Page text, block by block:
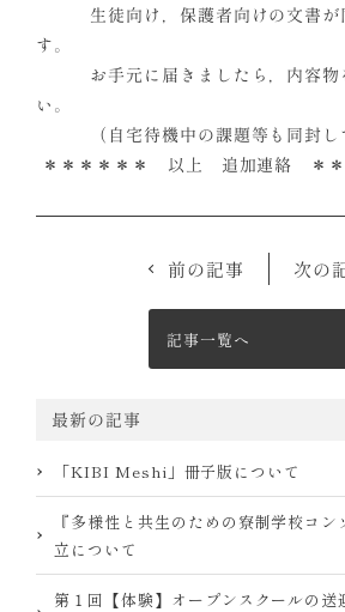
最新の記事
「KIBI Meshi」冊子版について
『多様性と共生のための寮制学校コ
立について
第１回【体験】オープンスクールの送
生徒向け，保護者向けの文書が
す。
お手元に届きましたら，内容物
い。
（自宅待機中の課題等も同封して
＊＊＊＊＊＊ 以上 追加連絡 ＊＊
記事一覧へ
前の記事 次の